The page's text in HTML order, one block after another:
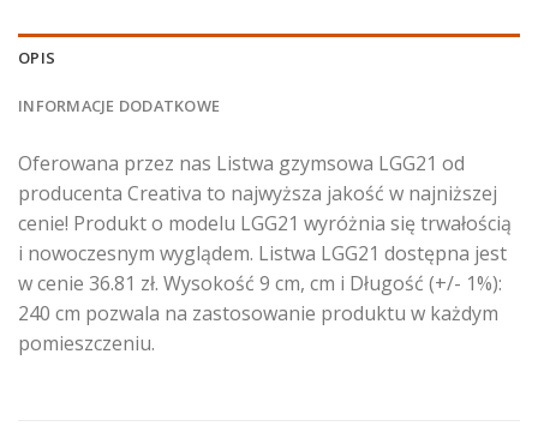
OPIS
INFORMACJE DODATKOWE
Oferowana przez nas Listwa gzymsowa LGG21 od
producenta Creativa to najwyższa jakość w najniższej
cenie! Produkt o modelu LGG21 wyróżnia się trwałością
i nowoczesnym wyglądem. Listwa LGG21 dostępna jest
w cenie 36.81 zł. Wysokość 9 cm, cm i Długość (+/- 1%):
240 cm pozwala na zastosowanie produktu w każdym
pomieszczeniu.